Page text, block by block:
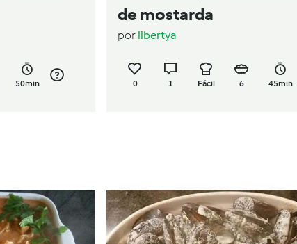
50min
de mostarda
por libertya
0 1 Fácil 6 45min